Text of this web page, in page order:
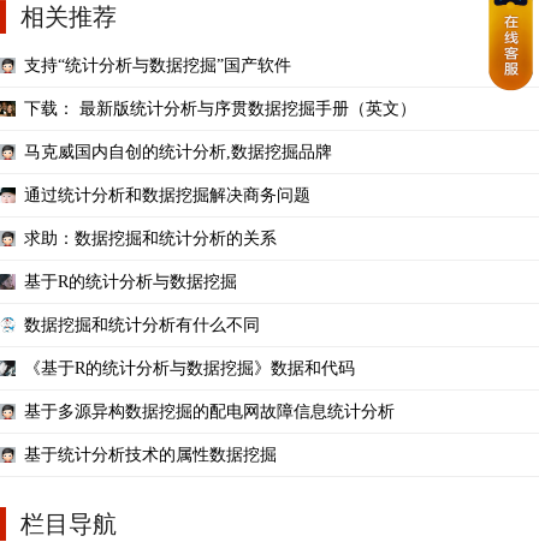
相关推荐
支持“统计分析与数据挖掘”国产软件
下载： 最新版统计分析与序贯数据挖掘手册（英文）
马克威国内自创的统计分析,数据挖掘品牌
通过统计分析和数据挖掘解决商务问题
求助：数据挖掘和统计分析的关系
基于R的统计分析与数据挖掘
数据挖掘和统计分析有什么不同
《基于R的统计分析与数据挖掘》数据和代码
基于多源异构数据挖掘的配电网故障信息统计分析
基于统计分析技术的属性数据挖掘
栏目导航